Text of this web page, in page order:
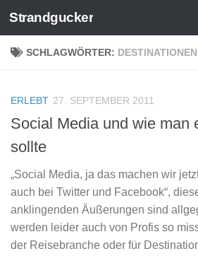
Zum Inhalt springen
Strandgucker
SCHLAGWÖRTER: DESTINATIONEN
ERLEBT 27. SEPTEMBER 2011
Social Media und wie man
sollte
„Social Media, ja das machen wir
auch bei Twitter und Facebook“,
anklingenden Äußerungen sind
werden leider auch von Profis so
der Reisebranche oder für